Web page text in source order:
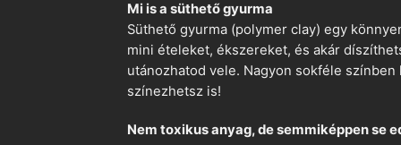
Mi is a süthető gyurma
Süthető gyurma (polymer clay) egy
mini ételeket, ékszereket, és akár
utánozhatod vele. Nagyon sokféle
színezhetsz is!
Nem toxikus anyag, de semmiképpen se